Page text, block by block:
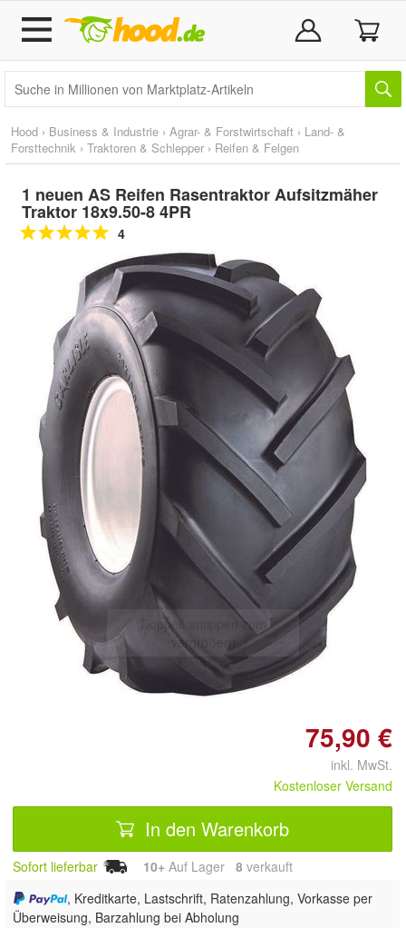
Hood › Business & Industrie › Agrar- & Forstwirtschaft › Land- &
Forsttechnik › Traktoren & Schlepper › Reifen & Felgen
1 neuen AS Reifen Rasentraktor Aufsitzmäher
Traktor 18x9.50-8 4PR
4
Doppelt antippen zum
vergrößern
75,90 €
inkl. MwSt.
Kostenloser Versand
In den Warenkorb
Sofort lieferbar 10+ Auf Lager 8 verkauft
, Kreditkarte, Lastschrift, Ratenzahlung, Vorkasse per
Überweisung, Barzahlung bei Abholung